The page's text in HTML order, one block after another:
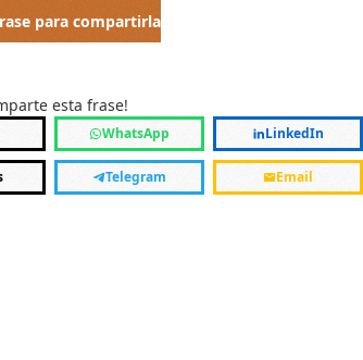
para compartirla
esta frase!
WhatsApp LinkedIn
Telegram Email